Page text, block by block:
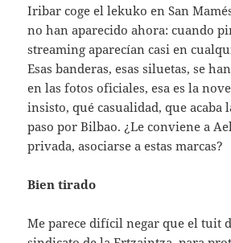
Iribar coge el lekuko en San
no han aparecido ahora: cuando
streaming aparecían casi en
Esas banderas, esas siluetas, se
en las fotos oficiales, esa es la
insisto, qué casualidad, que acaba
paso por Bilbao. ¿Le conviene a
privada, asociarse a estas marcas?
Bien tirado
Me parece difícil negar que el tuit